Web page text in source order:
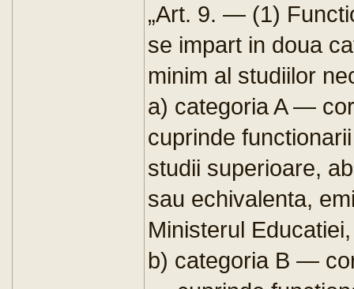
„Art. 9. — (1)
se impart in doua
minim al studiilor
a) categoria A —
cuprinde
studii superioare,
sau echivalenta,
Ministerul
b) categoria B —